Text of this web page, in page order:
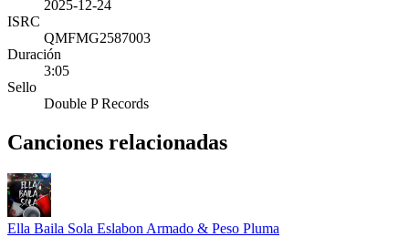
2025-12-24
ISRC
QMFMG2587003
Duración
3:05
Sello
Double P Records
Canciones relacionadas
Ella Baila Sola Eslabon Armado & Peso Pluma